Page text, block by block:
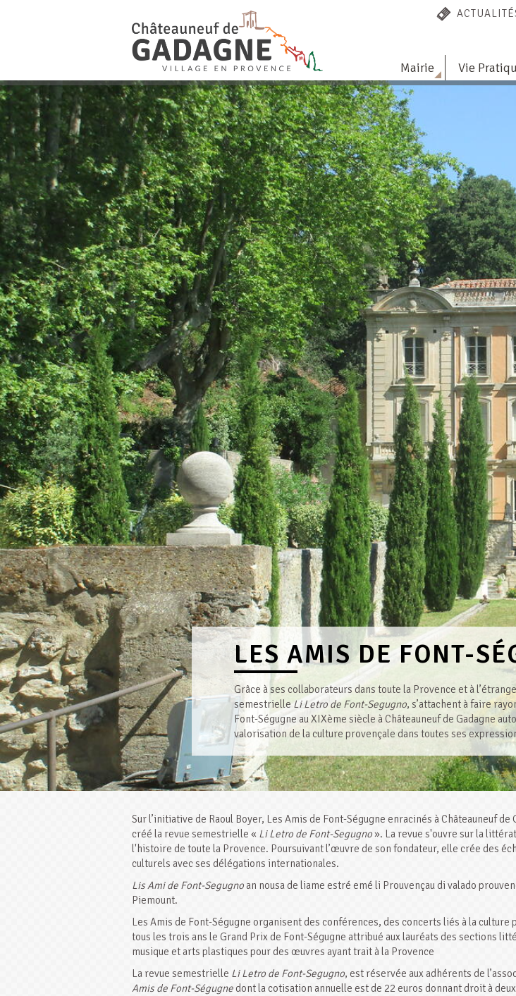
Mairie Vie
LES AMIS DE FONT-
Grâce à ses collaborateurs dans toute la Provence et à
semestrielleLi Letro de Font-Segugno, s’attachent à faire
Font-Ségugne au XIXème siècle à Châteauneuf de Gadagne
valorisation de la culture provençale dans toutes ses
Sur l’initiative de Raoul Boyer, Les Amis de Font-Ségugne enracinés à Châteauneuf de
créé la revue semestrielle « Li Letro de Font-Segugno». La revue s'ouvre sur la
l'histoire de toute la Provence. Poursuivant l’œuvre de son fondateur, elle crée des
culturels avec ses délégations internationales.
Lis Ami de Font-Segugno an nousa de liame estré emé li Prouvençau di valado
Piemount.
Les Amis de Font-Ségugne organisent des conférences, des concerts liés à la culture
tous les trois ans le Grand Prix de Font-Ségugne attribué aux lauréats des sections
musique et arts plastiques pour des œuvres ayant trait à la Provence
La revue semestrielle Li Letro de Font-Segugno, est réservée aux adhérents de
Amis de Font-Ségugne dont la cotisation annuelle est de 22 euros donnant droit à